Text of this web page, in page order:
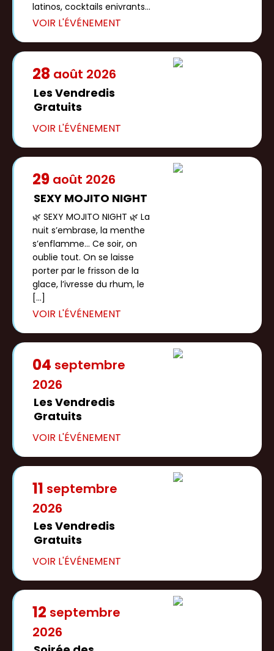
latinos, cocktails enivrants
et […]
28 août 2026
Les Vendredis
Gratuits
29 août 2026
SEXY MOJITO NIGHT
🌿 SEXY MOJITO NIGHT 🌿 La
nuit s’embrase, la menthe
s’enflamme... Ce soir, on
oublie tout. On se laisse
porter par le frisson de la
glace, l’ivresse du rhum, le
[…]
04 septembre
2026
Les Vendredis
Gratuits
11 septembre
2026
Les Vendredis
Gratuits
12 septembre
2026